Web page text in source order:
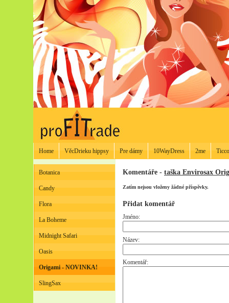
Home VěcDrieku hippsy Pre dámy 10WayDress 2me
Botanica
Candy
Flora
La Boheme
Midnight Safari
Oasis
Origami - NOVINKA!
SlingSax
Komentáře - taška Envirosax
Zatím nejsou vloženy žádné příspěvky.
Přidat komentář
Jméno:
Název:
Komentář: